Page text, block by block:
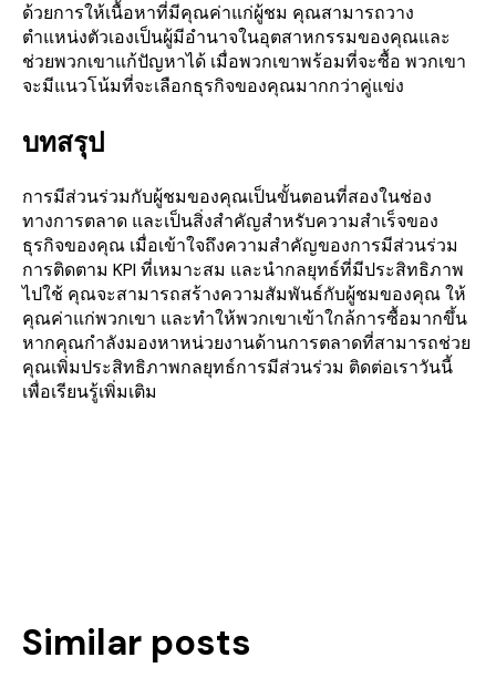
ด้วยการให้เนื้อหาที่มีคุณค่าแก่ผู้ชม คุณสามารถวาง
ตำแหน่งตัวเองเป็นผู้มีอำนาจในอุตสาหกรรมของคุณและ
ช่วยพวกเขาแก้ปัญหาได้ เมื่อพวกเขาพร้อมที่จะซื้อ พวกเขา
จะมีแนวโน้มที่จะเลือกธุรกิจของคุณมากกว่าคู่แข่ง
บทสรุป
การมีส่วนร่วมกับผู้ชมของคุณเป็นขั้นตอนที่สองในช่อง
ทางการตลาด และเป็นสิ่งสำคัญสำหรับความสำเร็จของ
ธุรกิจของคุณ เมื่อเข้าใจถึงความสำคัญของการมีส่วนร่วม
การติดตาม KPI ที่เหมาะสม และนำกลยุทธ์ที่มีประสิทธิภาพ
ไปใช้ คุณจะสามารถสร้างความสัมพันธ์กับผู้ชมของคุณ ให้
คุณค่าแก่พวกเขา และทำให้พวกเขาเข้าใกล้การซื้อมากขึ้น
หากคุณกำลังมองหาหน่วยงานด้านการตลาดที่สามารถช่วย
คุณเพิ่มประสิทธิภาพกลยุทธ์การมีส่วนร่วม ติดต่อเราวันนี้
เพื่อเรียนรู้เพิ่มเติม
Similar posts